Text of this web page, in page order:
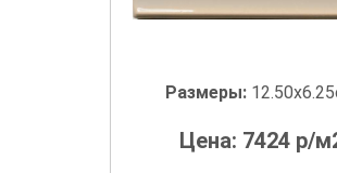
Размеры:
Цена: 7424 р/